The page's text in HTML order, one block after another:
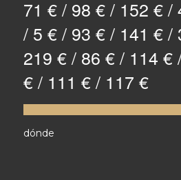
71 € / 98 € / 152 € /
/ 5 € / 93 € / 141 € /
219 € / 86 € / 114 €
€ / 111 € / 117 €
dónde